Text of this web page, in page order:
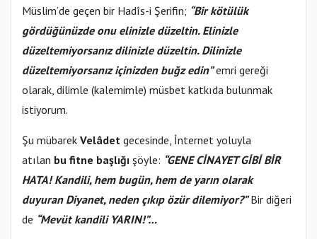
Müslim’de geçen bir Hadîs-i Şerifin; “Bir kötülük
gördüğünüzde onu elinizle düzeltin. Elinizle
düzeltemiyorsanız dilinizle düzeltin. Dilinizle
düzeltemiyorsanız içinizden buğz edin”emri gereği
olarak, dilimle (kalemimle) müsbet katkıda bulunmak
istiyorum.
Şu mübarek Velâdet gecesinde, İnternet yoluyla
atılan bu fitne başlığı şöyle: “GENE CİNAYET GİBİ BİR
HATA! Kandili, hem bugün, hem de yarın olarak
duyuran Diyanet, neden çıkıp özür dilemiyor?”Bir diğeri
de “Mevüt kandili YARIN!”…